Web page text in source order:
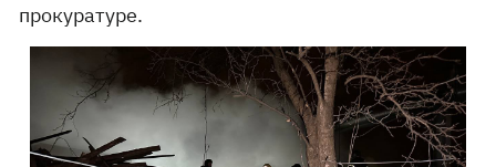
прокуратуре.